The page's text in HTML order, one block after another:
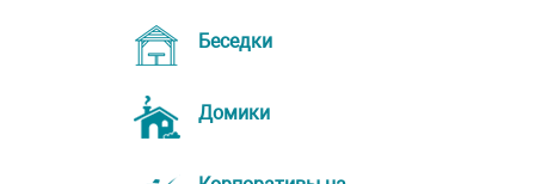
Беседки
Домики